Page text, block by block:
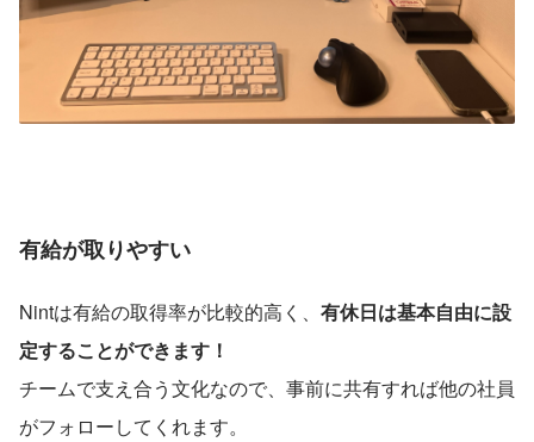
有給が取りやすい
Nintは有給の取得率が比較的高く、 有休日は基本自由に設
定することができます！
チームで支え合う文化なので、事前に共有すれば他の社員
がフォローしてくれます。